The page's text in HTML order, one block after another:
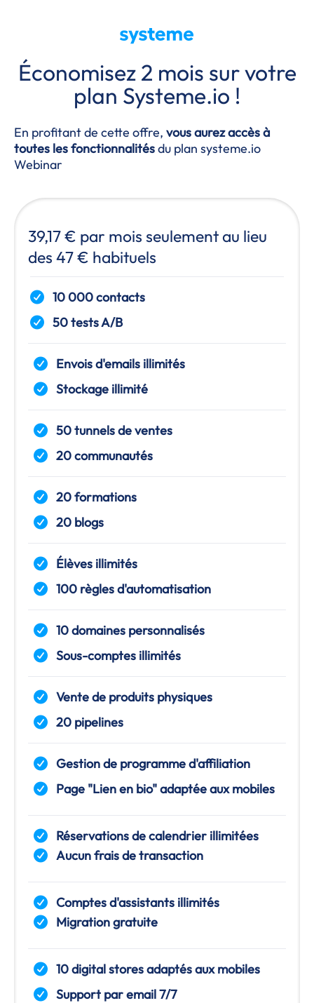
Économisez 2 mois sur votre
plan Systeme.io !
En profitant de cette offre, vous aurez accès à
toutes les fonctionnalitésdu plan systeme.io
Webinar
39,17 € par mois seulement au lieu
des 47 € habituels
10 000 contacts
50 tests A/B
Envois d'emails illimités
Stockage illimité
50 tunnels de ventes
20 communautés
20 formations
20 blogs
Élèves illimités
100 règles d'automatisation
10 domaines personnalisés
Sous-comptes illimités
Vente de produits physiques
20 pipelines
Gestion de programme d'affiliation
Page "Lien en bio" adaptée aux mobiles
Réservations de calendrier illimitées
Aucun frais de transaction
Comptes d'assistants illimités
Migration gratuite
10 digital stores adaptés aux mobiles
Support par email 7/7